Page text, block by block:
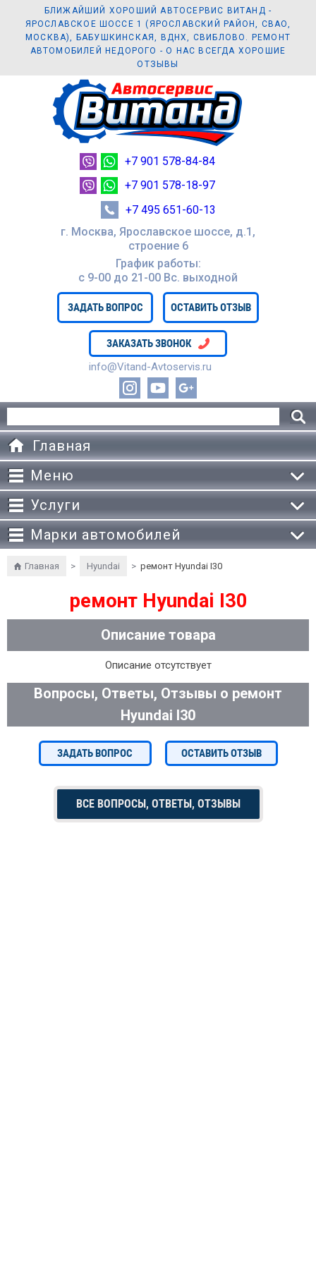
БЛИЖАЙШИЙ ХОРОШИЙ АВТОСЕРВИС ВИТАНД -
ЯРОСЛАВСКОЕ ШОССЕ 1 (ЯРОСЛАВСКИЙ РАЙОН, СВАО,
МОСКВА), БАБУШКИНСКАЯ, ВДНХ, СВИБЛОВО. РЕМОНТ
АВТОМОБИЛЕЙ НЕДОРОГО - О НАС ВСЕГДА ХОРОШИЕ
ОТЗЫВЫ
г. Москва, Ярославское шоссе, д.1,
строение 6
График работы:
с 9-00 до 21-00 Вc. выходной
ЗАДАТЬ ВОПРОС ОСТАВИТЬ ОТЗЫВ
ЗАКАЗАТЬ ЗВОНОК
info@Vitand-Avtoservis.ru
+7 901 578-84-84
+7 901 578-18-97
+7 495 651-60-13
Главная
Меню
Услуги
Марки автомобилей
Главная > Hyundai > ремонт Hyundai I30
ремонт Hyundai I30
Описание товара
Описание отсутствует
Вопросы, Ответы, Отзывы о ремонт
Hyundai I30
ЗАДАТЬ ВОПРОС ОСТАВИТЬ ОТЗЫВ
ВСЕ ВОПРОСЫ, ОТВЕТЫ, ОТЗЫВЫ